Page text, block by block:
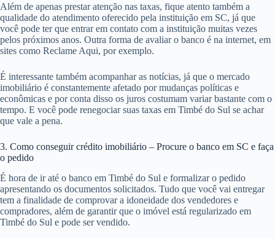
Além de apenas prestar atenção nas taxas, fique atento também a
qualidade do atendimento oferecido pela instituição em SC, já que
você pode ter que entrar em contato com a instituição muitas vezes
pelos próximos anos. Outra forma de avaliar o banco é na internet, em
sites como Reclame Aqui, por exemplo.
É interessante também acompanhar as notícias, já que o mercado
imobiliário é constantemente afetado por mudanças políticas e
econômicas e por conta disso os juros costumam variar bastante com o
tempo. E você pode renegociar suas taxas em Timbé do Sul se achar
que vale a pena.
3. Como conseguir crédito imobiliário – Procure o banco em SC e faça
o pedido
É hora de ir até o banco em Timbé do Sul e formalizar o pedido
apresentando os documentos solicitados. Tudo que você vai entregar
tem a finalidade de comprovar a idoneidade dos vendedores e
compradores, além de garantir que o imóvel está regularizado em
Timbé do Sul e pode ser vendido.